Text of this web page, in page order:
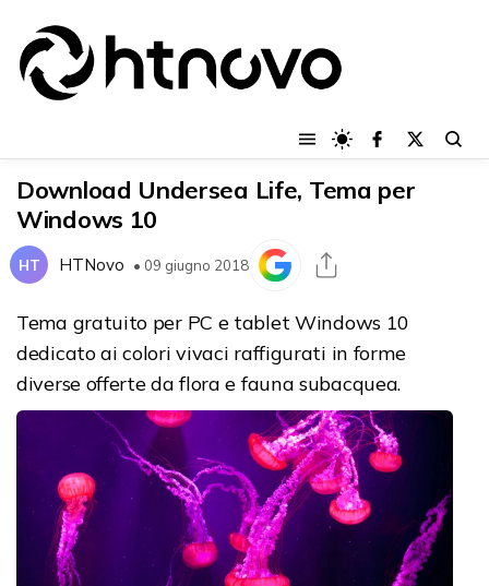
Download Undersea Life, Tema per
Windows 10
HT HTNovo • 09 giugno 2018
Tema gratuito per PC e tablet Windows 10
dedicato ai colori vivaci raffigurati in forme
diverse offerte da flora e fauna subacquea.